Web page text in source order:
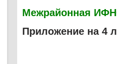
Межрайонная
Приложение на 4